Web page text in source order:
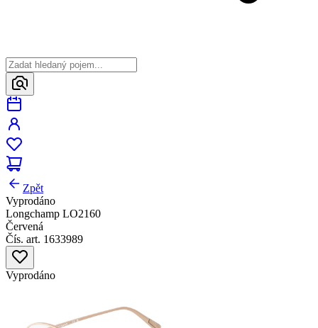
Zpět
Vyprodáno
Longchamp LO2160
Červená
Čís. art. 1633989
Vyprodáno